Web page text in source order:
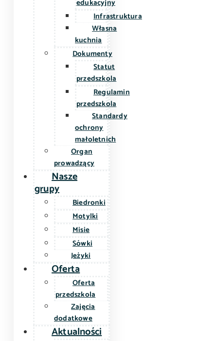
edukacyjny
Infrastruktura
Własna
kuchnia
Dokumenty
Statut
przedszkola
Regulamin
przedszkola
Standardy
ochrony
małoletnich
Organ
prowadzący
Nasze
grupy
Biedronki
Motylki
Misie
Sówki
Jeżyki
Oferta
Oferta
przedszkola
Zajęcia
dodatkowe
Aktualności